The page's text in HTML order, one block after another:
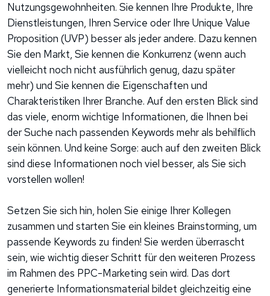
Nutzungsgewohnheiten. Sie kennen Ihre Produkte, Ihre
Dienstleistungen, Ihren Service oder Ihre Unique Value
Proposition (UVP) besser als jeder andere. Dazu kennen
Sie den Markt, Sie kennen die Konkurrenz (wenn auch
vielleicht noch nicht ausführlich genug, dazu später
mehr) und Sie kennen die Eigenschaften und
Charakteristiken Ihrer Branche. Auf den ersten Blick sind
das viele, enorm wichtige Informationen, die Ihnen bei
der Suche nach passenden Keywords mehr als behilflich
sein können. Und keine Sorge: auch auf den zweiten Blick
sind diese Informationen noch viel besser, als Sie sich
vorstellen wollen!
Setzen Sie sich hin, holen Sie einige Ihrer Kollegen
zusammen und starten Sie ein kleines Brainstorming, um
passende Keywords zu finden! Sie werden überrascht
sein, wie wichtig dieser Schritt für den weiteren Prozess
im Rahmen des PPC-Marketing sein wird. Das dort
generierte Informationsmaterial bildet gleichzeitig eine